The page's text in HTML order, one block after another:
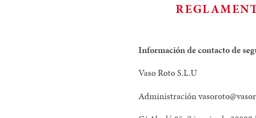
Información de contacto de
Vaso Roto S.L.U
Administración